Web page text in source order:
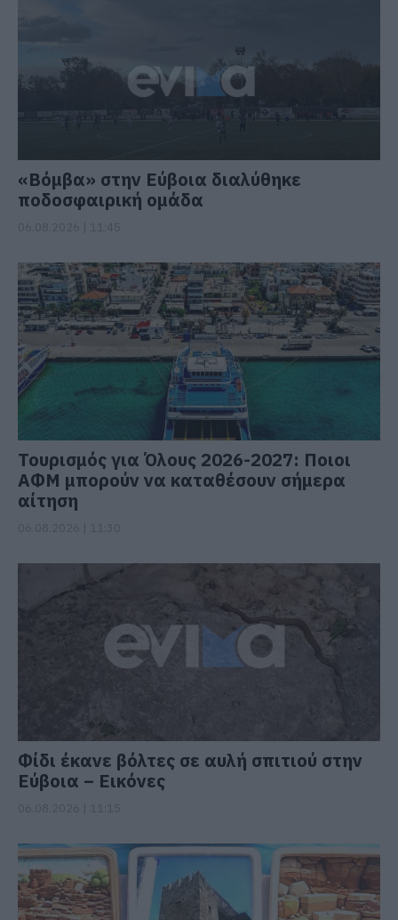
«Βόμβα» στην Εύβοια διαλύθηκε
ποδοσφαιρική ομάδα
Τουρισμός για Όλους 2026-2027: Ποιοι
ΑΦΜ μπορούν να καταθέσουν σήμερα
αίτηση
Φίδι έκανε βόλτες σε αυλή σπιτιού στην
Εύβοια – Εικόνες